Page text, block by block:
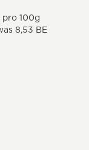
pro 100g
8,53 BE